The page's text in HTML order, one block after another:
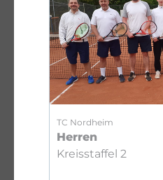
TC Nordheim
Herren
Kreisstaffel 2